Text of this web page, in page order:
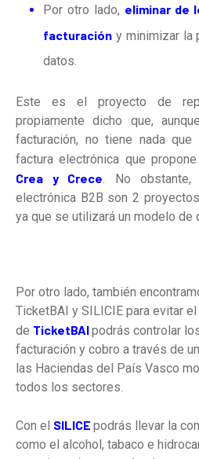
Por otro lado, eliminar de
facturación y minimizar la
datos.
Este es el proyecto de
propiamente dicho que,
facturación, no tiene nada
factura electrónica que
Crea y Crece . No
electrónica B2B son 2
ya que se utilizará un modelo de
Por otro lado, también
TicketBAI y SILICIE para evitar
de TicketBAIpodrás controlar
facturación y cobro a través de
las Haciendas del País Vasco
todos los sectores.
Con el SILICE podrás llevar la
como el alcohol, tabaco e